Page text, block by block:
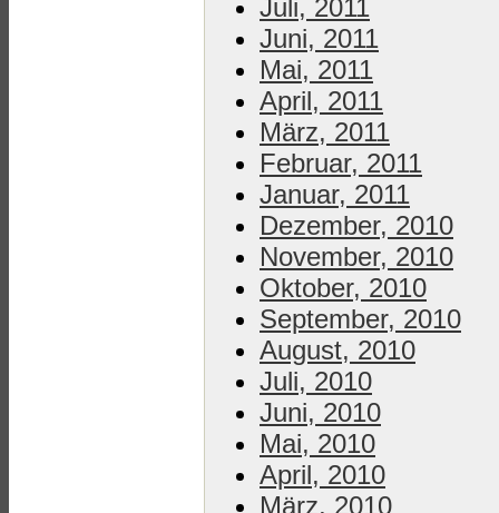
Juli, 2011
Juni, 2011
Mai, 2011
April, 2011
März, 2011
Februar, 2011
Januar, 2011
Dezember, 2010
November, 2010
Oktober, 2010
September, 2010
August, 2010
Juli, 2010
Juni, 2010
Mai, 2010
April, 2010
März, 2010